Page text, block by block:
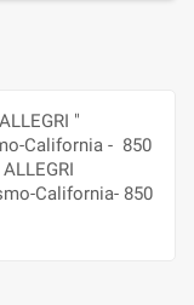
"
California - 850
California- 850